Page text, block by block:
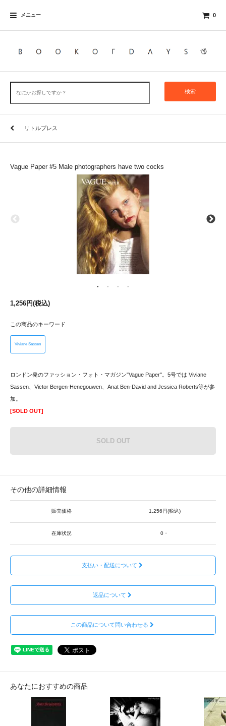
メニュー 0
検索
リトルプレス
Vague Paper #5 Male photographers have two cocks
1,256円(税込)
この商品のキーワード
Viviane Sassen
ロンドン発のファッション・フォト・マガジン"Vague Paper"。5号では Viviane
Sassen、Victor Bergen-Henegouwen、Anat Ben-David and Jessica Roberts等が参
加。
[SOLD OUT]
SOLD OUT
その他の詳細情報
販売価格 1,256円(税込)
在庫状況 0・
支払い・配送について
返品について
この商品について問い合わせる
あなたにおすすめの商品